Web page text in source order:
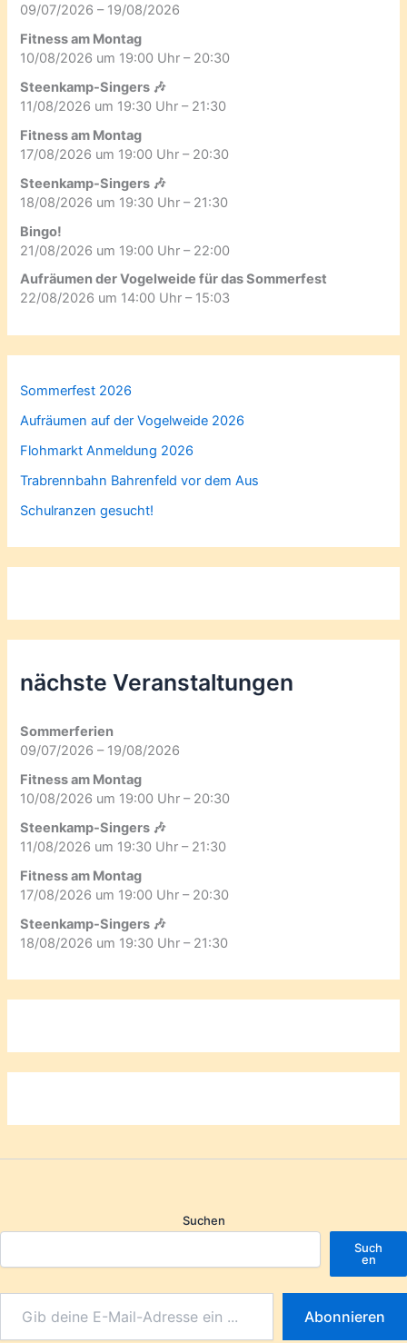
09/07/2026 – 19/08/2026
Fitness am Montag
10/08/2026 um 19:00 Uhr – 20:30
Steenkamp-Singers 🎶
11/08/2026 um 19:30 Uhr – 21:30
Fitness am Montag
17/08/2026 um 19:00 Uhr – 20:30
Steenkamp-Singers 🎶
18/08/2026 um 19:30 Uhr – 21:30
Bingo!
21/08/2026 um 19:00 Uhr – 22:00
Aufräumen der Vogelweide für das Sommerfest
22/08/2026 um 14:00 Uhr – 15:03
Sommerfest 2026
Aufräumen auf der Vogelweide 2026
Flohmarkt Anmeldung 2026
Trabrennbahn Bahrenfeld vor dem Aus
Schulranzen gesucht!
nächste Veranstaltungen
Sommerferien
09/07/2026 – 19/08/2026
Fitness am Montag
10/08/2026 um 19:00 Uhr – 20:30
Steenkamp-Singers 🎶
11/08/2026 um 19:30 Uhr – 21:30
Fitness am Montag
17/08/2026 um 19:00 Uhr – 20:30
Steenkamp-Singers 🎶
18/08/2026 um 19:30 Uhr – 21:30
Suchen
Such
en
Abonnieren